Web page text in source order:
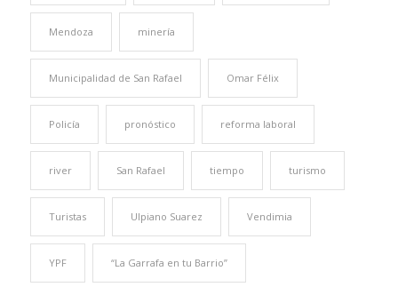
Mendoza minería
Municipalidad de San Rafael Omar Félix
Policía pronóstico reforma laboral
river San Rafael tiempo turismo
Turistas Ulpiano Suarez Vendimia
YPF “La Garrafa en tu Barrio”